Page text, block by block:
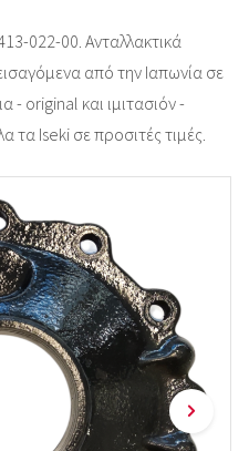
022-00. Ανταλλακτικά
από την Ιαπωνία σε
- original και ιμιτασιόν -
τα Iseki σε προσιτές τιμές.